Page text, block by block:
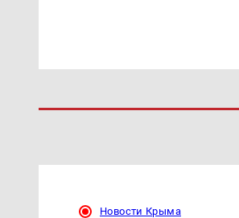
Новости Крыма